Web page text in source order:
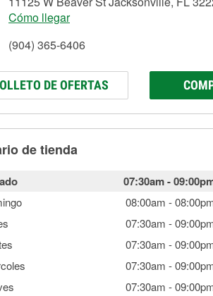
Cómo llegar
(904) 365-6406
DE OFERTAS
de tienda
07:30am-
08:00am -
07:30am -
07:30am -
07:30am -
07:30am -